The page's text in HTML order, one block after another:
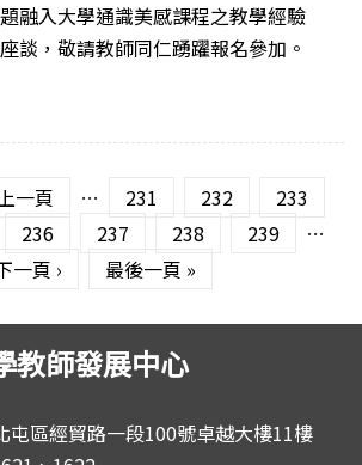
融入大學通識美感課程之教學經驗
談，敬請教師同仁踴躍報名參加。
一頁 … 231 232
233
236 237 238 239
…
一頁 ›
最後一頁 »
教師發展中心
屯區經貿路一段100號卓越大樓11樓